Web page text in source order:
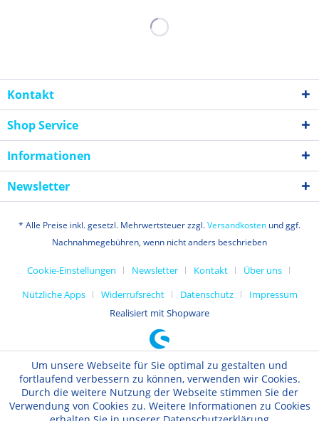
Kontakt
Shop Service
Informationen
Newsletter
* Alle Preise inkl. gesetzl. Mehrwertsteuer zzgl.Versandkosten und ggf.
Nachnahmegebühren, wenn nicht anders beschrieben
Cookie-Einstellungen Newsletter Kontakt
Über uns
Nützliche Apps
Widerrufsrecht Datenschutz
Impressum
Realisiert mit Shopware
Um unsere Webseite für Sie optimal zu gestalten und
fortlaufend verbessern zu können, verwenden wir Cookies.
Durch die weitere Nutzung der Webseite stimmen Sie der
Verwendung von Cookies zu. Weitere Informationen zu Cookies